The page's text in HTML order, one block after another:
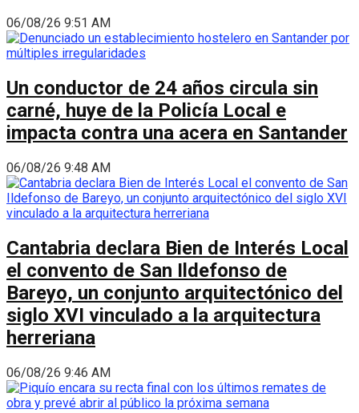
06/08/26 9:51 AM
Un conductor de 24 años circula sin
carné, huye de la Policía Local e
impacta contra una acera en Santander
06/08/26 9:48 AM
Cantabria declara Bien de Interés Local
el convento de San Ildefonso de
Bareyo, un conjunto arquitectónico del
siglo XVI vinculado a la arquitectura
herreriana
06/08/26 9:46 AM